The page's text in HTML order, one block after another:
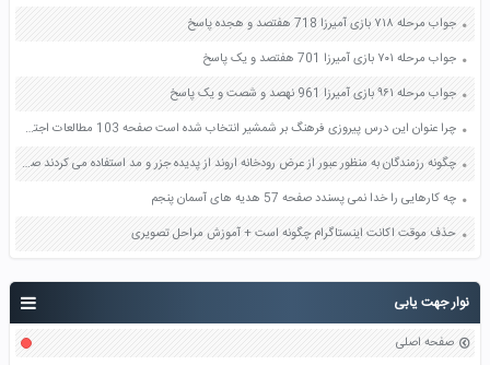
نوار جهت یابی
صفحه اصلی
جواب مرحله ۷۱۸ بازی آمیرزا 718 هفتصد و هجده پاسخ
جواب مرحله ۷۰۱ بازی آمیرزا 701 هفتصد و یک پاسخ
جواب مرحله ۹۶۱ بازی آمیرزا 961 نهصد و شصت و یک پاسخ
چرا عنوان این درس پیروزی فرهنگ بر شمشیر انتخاب شده است صفحه 103 مطالعات اجتماعی هشتم
چگونه رزمندگان به منظور عبور از عرض رودخانه اروند از پدیده جزر و مد استفاده می کردند صفحه 53 علوم هفتم
چه کارهایی را خدا نمی پسندد صفحه 57 هدیه های آسمان پنجم
حذف موقت اکانت اینستاگرام چگونه است + آموزش مراحل تصویری